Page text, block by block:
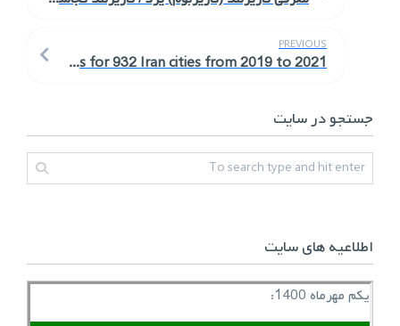
PREVIOUS
Monitoring of Carbon Monoxide (CO) changes in the atmosphere and urban environmental indices extracted from remote sensing images for 932 Iran cities from 2019 to 2021
جستجو در سایت
اطلاعیه های سایت
یکم مهرماه 1400: